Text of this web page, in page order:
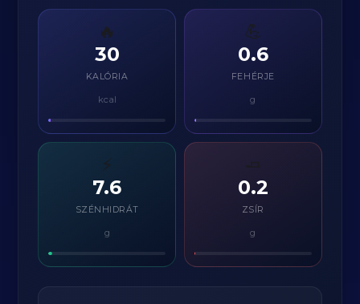
🔥
30
KALÓRIA
kcal
💪
0.6
FEHÉRJE
g
⚡
7.6
SZÉNHIDRÁT
g
0.2
ZSÍR
g